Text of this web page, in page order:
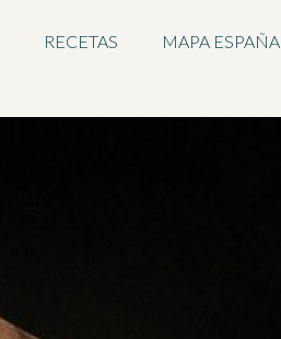
RECETAS MAPA ESPAÑA